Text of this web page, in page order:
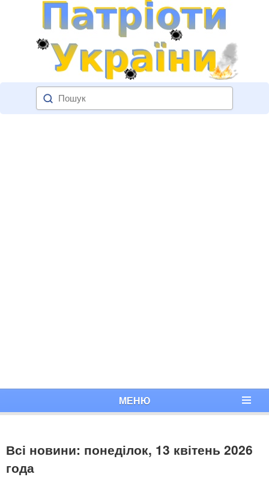
МЕНЮ
Всі новини: понеділок, 13 квітень 2026
года